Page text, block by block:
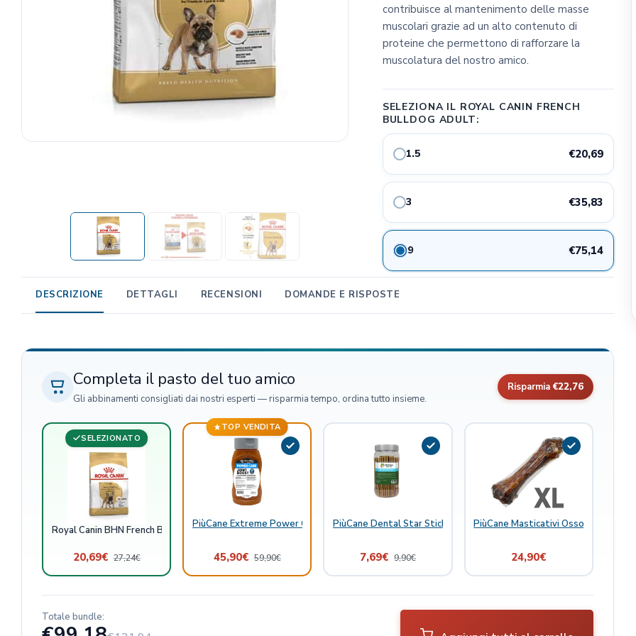
TRIBAL
Unica Gemma
TRIXIE
MIDLEE
Gemon
CLIFFI CAT POPS
Julius K9
Whimzees
Bark Appeal Pet Product
contribuisce al mantenimento delle masse
muscolari grazie ad un alto contenuto di
proteine che permettono di rafforzare la
muscolatura del nostro amico.
SELEZIONA IL ROYAL CANIN FRENCH
BULLDOG ADULT:
1.5 €20,69
3 €35,83
9 €75,14
DESCRIZIONE DETTAGLI RECENSIONI DOMANDE E RISPOSTE
Completa il pasto del tuo amico
Gli abbinamenti consigliati dai nostri esperti — risparmia tempo, ordina tutto insieme.
Risparmia €22,76
SELEZIONATO
Royal Canin BHN French Bulldog Adult
20,69€ 27,24€
TOP VENDITA
PiùCane Extreme Power Care Joint Boost 300 ml
45,90€ 59,90€
PiùCane Dental Star Stick 19 pz 13 cm
7,69€ 9,90€
PiùCane Masticativi Osso di Cavallo
24,90€
Totale bundle: